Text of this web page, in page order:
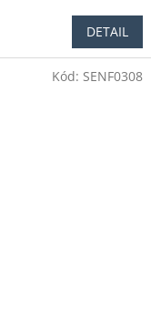
DETAIL
Kód: SENF0308